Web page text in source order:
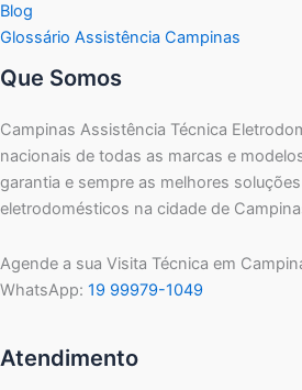
Blog
Glossário Assistência Campinas
Que Somos
Campinas Assistência Técnica
nacionais de todas as marcas e
garantia e sempre as melhores
eletrodomésticos na cidade de
Agende a sua Visita Técnica em
WhatsApp: 19 99979-1049
Atendimento